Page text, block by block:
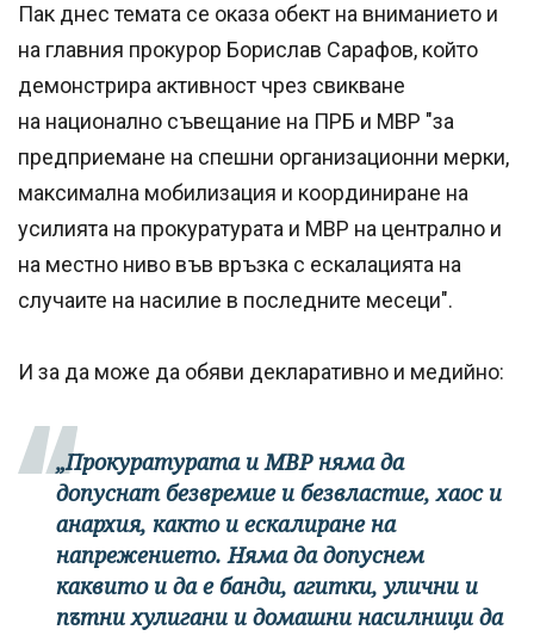
Пак днес темата се оказа обект на вниманието и
на главния прокурор Борислав Сарафов, който
демонстрира активност чрез свикване
на национално съвещание на ПРБ и МВР "за
предприемане на спешни организационни мерки,
максимална мобилизация и координиране на
усилията на прокуратурата и МВР на централно и
на местно ниво във връзка с ескалацията на
случаите на насилие в последните месеци".
И за да може да обяви декларативно и медийно:
„Прокуратурата и МВР няма да
допуснат безвремие и безвластие, хаос и
анархия, както и ескалиране на
напрежението. Няма да допуснем
каквито и да е банди, агитки, улични и
пътни хулигани и домашни насилници да